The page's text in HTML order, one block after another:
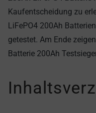
Kaufentscheidung zu
LiFePO4 200Ah
getestet. Am Ende
Batterie 200Ah